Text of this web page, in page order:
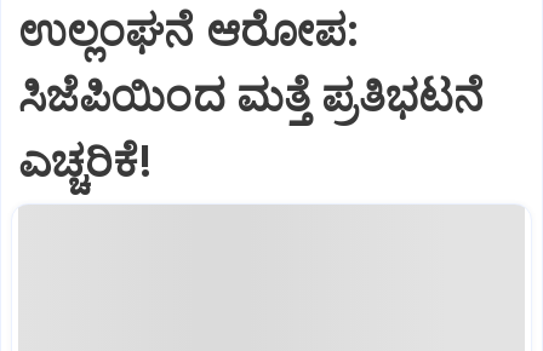
ಉಲ್ಲಂಘನೆ ಆರೋಪ:
ಸಿಜೆಪಿಯಿಂದ ಮತ್ತೆ ಪ್ರತಿಭಟನೆ
ಎಚ್ಚರಿಕೆ!